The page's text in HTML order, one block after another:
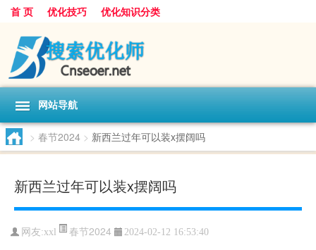
首 页 优化技巧 优化知识分类
网站导航
> 春节2024 > 新西兰过年可以装x摆阔吗
新西兰过年可以装x摆阔吗
网友:xxl 春节2024 2024-02-12 16:53:40